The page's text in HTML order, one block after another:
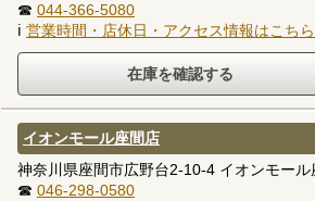
☎ 044-366-5080
ℹ 営業時間・店休日・アクセス情報はこちら
イオンモール座間店
神奈川県座間市広野台2-10-4 イオンモール
☎ 046-298-0580